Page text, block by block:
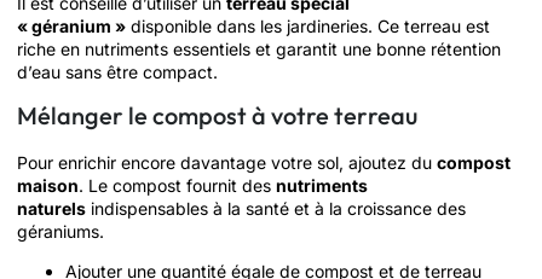
« géranium » disponible dans les jardineries. Ce terreau est
riche en nutriments essentiels et garantit une bonne rétention
d’eau sans être compact.
Mélanger le compost à votre terreau
Pour enrichir encore davantage votre sol, ajoutez du compost
maison. Le compost fournit des nutriments
naturels indispensables à la santé et à la croissance des
géraniums.
Ajouter une quantité égale de compost et de terreau